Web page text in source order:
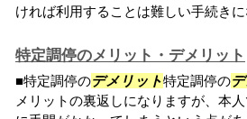
ければ利用することは難しい手続きに
特定調停のメリット・デメリット
■特定調停のデメリット特定調停の
メリットの裏返しになりますが、本